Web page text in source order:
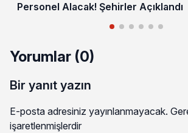
Personel Alacak! Şehirler Açıklandı
Yorumlar (0)
Bir yanıt yazın
E-posta adresiniz yayınlanmayacak.
işaretlenmişlerdir